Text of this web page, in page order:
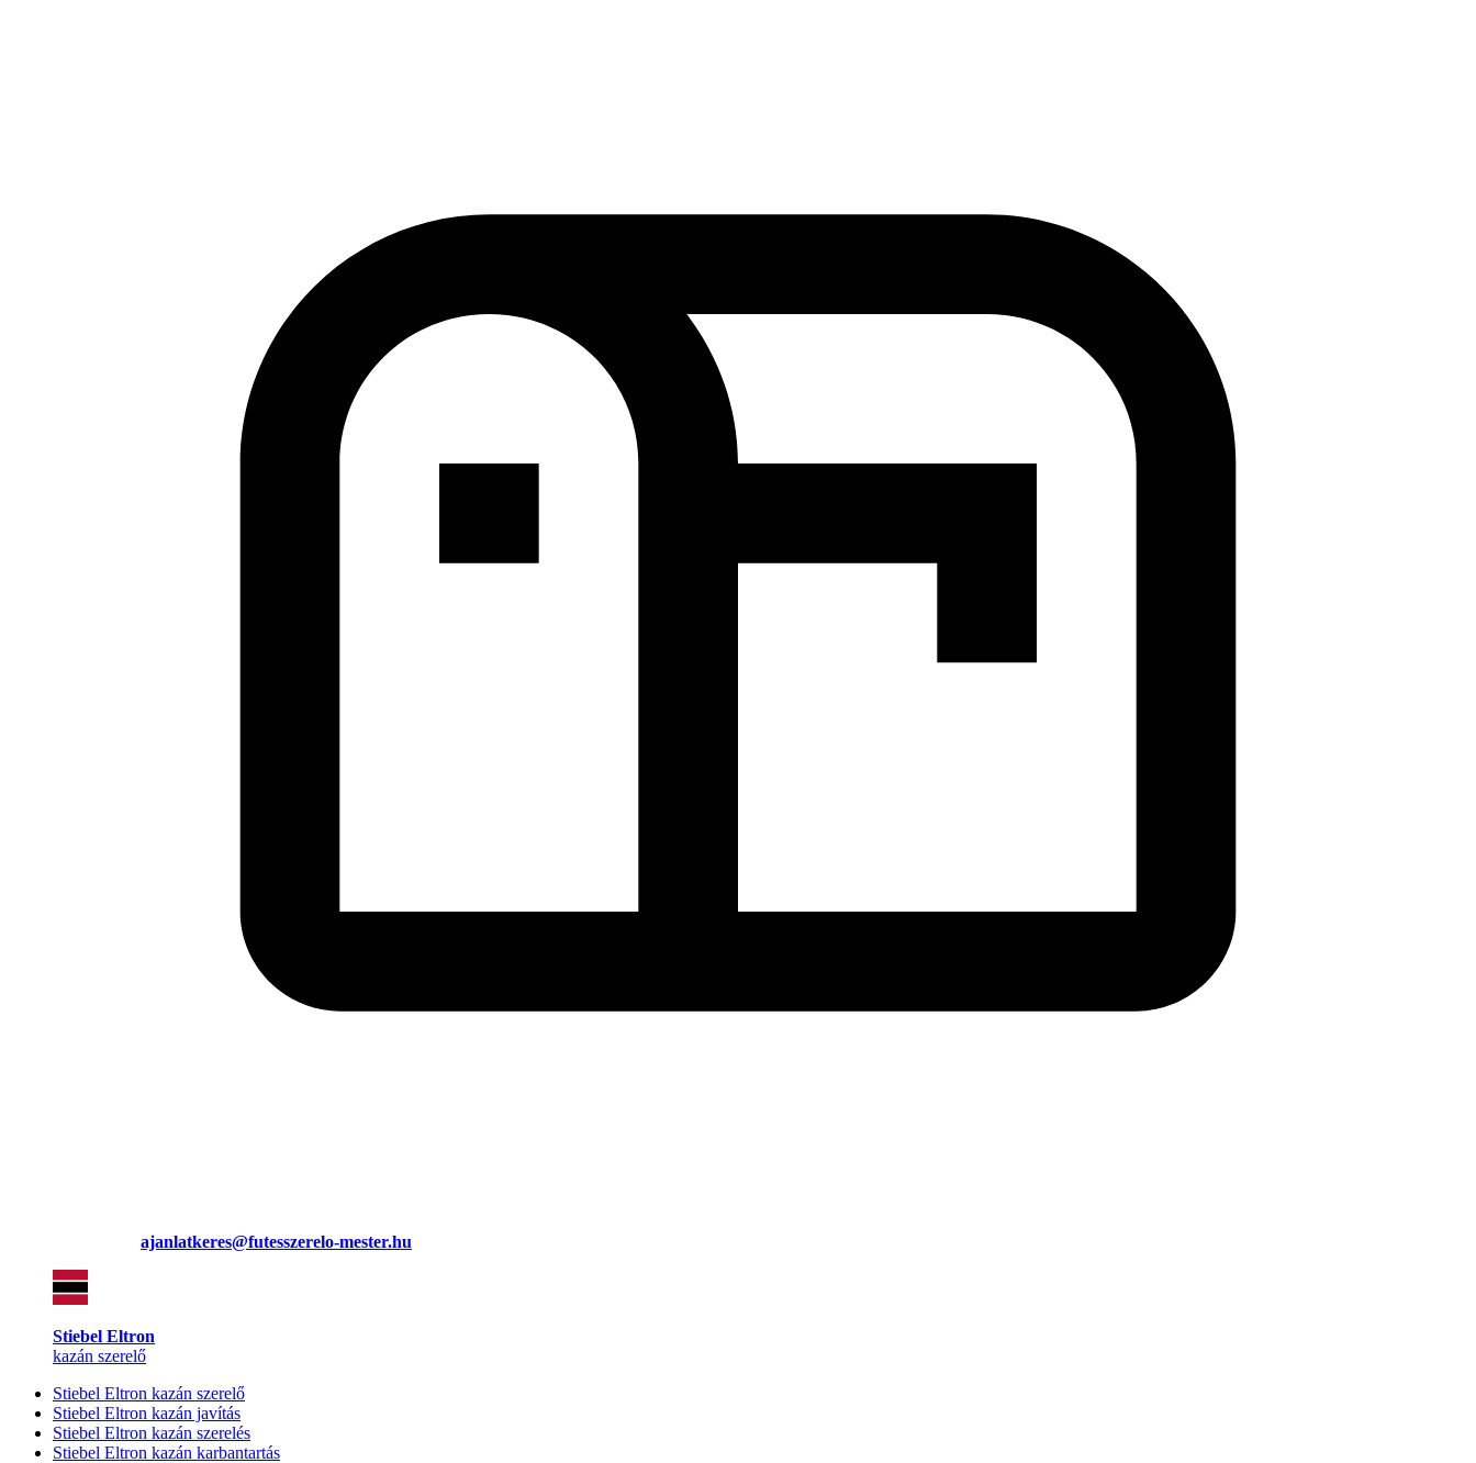
ajanlatkeres@futesszerelo-mester.hu
Stiebel Eltron
kazán szerelő
Stiebel Eltron kazán szerelő
Stiebel Eltron kazán javítás
Stiebel Eltron kazán szerelés
Stiebel Eltron kazán karbantartás